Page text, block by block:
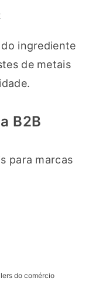
ingrediente
de metais
B2B
para marcas
do comércio